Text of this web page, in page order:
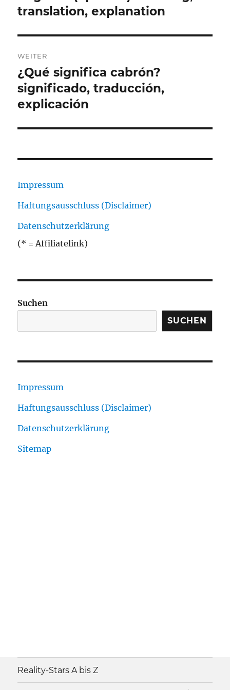
translation, explanation
WEITER
Nächster
Beitrag:
¿Qué significa cabrón?
significado, traducción,
explicación
Impressum
Haftungsausschluss (Disclaimer)
Datenschutzerklärung
(* = Affiliatelink)
Suchen
SUCHEN
Impressum
Haftungsausschluss (Disclaimer)
Datenschutzerklärung
Sitemap
Reality-Stars A bis Z